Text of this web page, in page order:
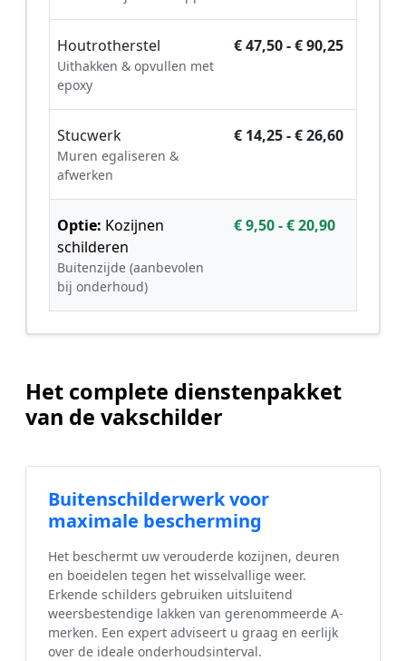
Houtrotherstel
Uithakken & opvullen met
epoxy
€ 47,50 - € 90,25
Stucwerk
Muren egaliseren &
afwerken
€ 14,25 - € 26,60
Optie: Kozijnen
schilderen
Buitenzijde (aanbevolen
bij onderhoud)
€ 9,50 - € 20,90
Het complete dienstenpakket
van de vakschilder
Buitenschilderwerk voor
maximale bescherming
Het beschermt uw verouderde kozijnen, deuren
en boeidelen tegen het wisselvallige weer.
Erkende schilders gebruiken uitsluitend
weersbestendige lakken van gerenommeerde A-
merken. Een expert adviseert u graag en eerlijk
over de ideale onderhoudsinterval.